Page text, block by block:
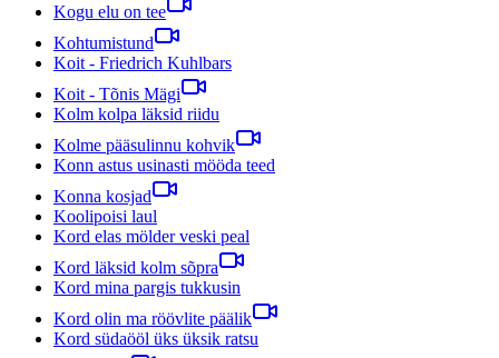
Kogu elu on tee
Kohtumistund
Koit - Friedrich Kuhlbars
Koit - Tõnis Mägi
Kolm kolpa läksid riidu
Kolme pääsulinnu kohvik
Konn astus usinasti mööda teed
Konna kosjad
Koolipoisi laul
Kord elas mölder veski peal
Kord läksid kolm sõpra
Kord mina pargis tukkusin
Kord olin ma röövlite päälik
Kord südaööl üks üksik ratsu